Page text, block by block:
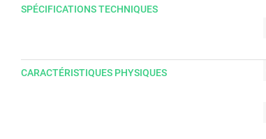
SPÉCIFICATIONS TECHNIQUES
CARACTÉRISTIQUES PHYSIQUES